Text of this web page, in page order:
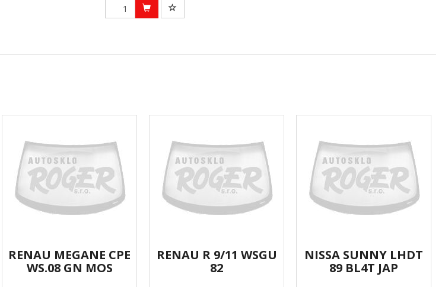
RENAU MEGANE CPE
WS.08 GN MOS
RENAU R 9/11 WSGU
82
NISSA SUNNY LHDT
89 BL4T JAP